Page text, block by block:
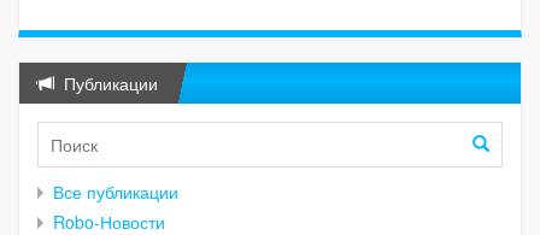
Публикации
Все публикации
Robo-Новости